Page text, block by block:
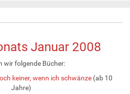
Januar 2008
wir folgende Bücher:
keiner, wenn ich schwänze (ab 10
Jahre)